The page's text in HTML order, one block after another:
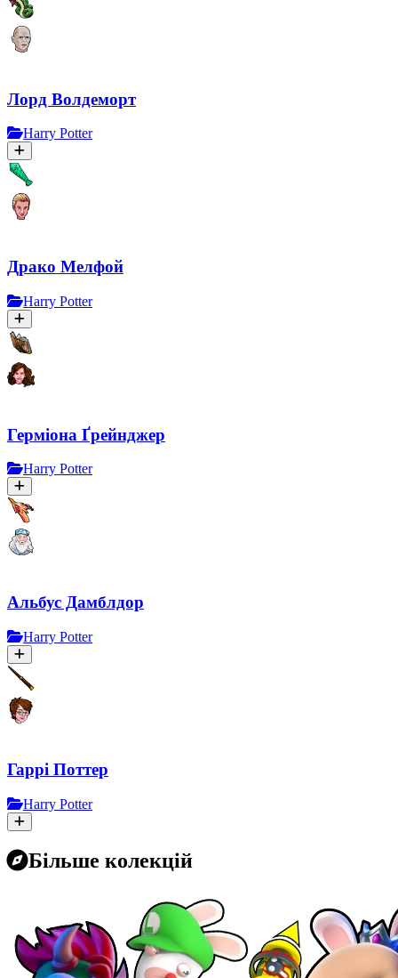
Лорд Волдеморт
Harry Potter
Драко Мелфой
Harry Potter
Герміона Ґрейнджер
Harry Potter
Альбус Дамблдор
Harry Potter
Гаррі Поттер
Harry Potter
Більше колекцій